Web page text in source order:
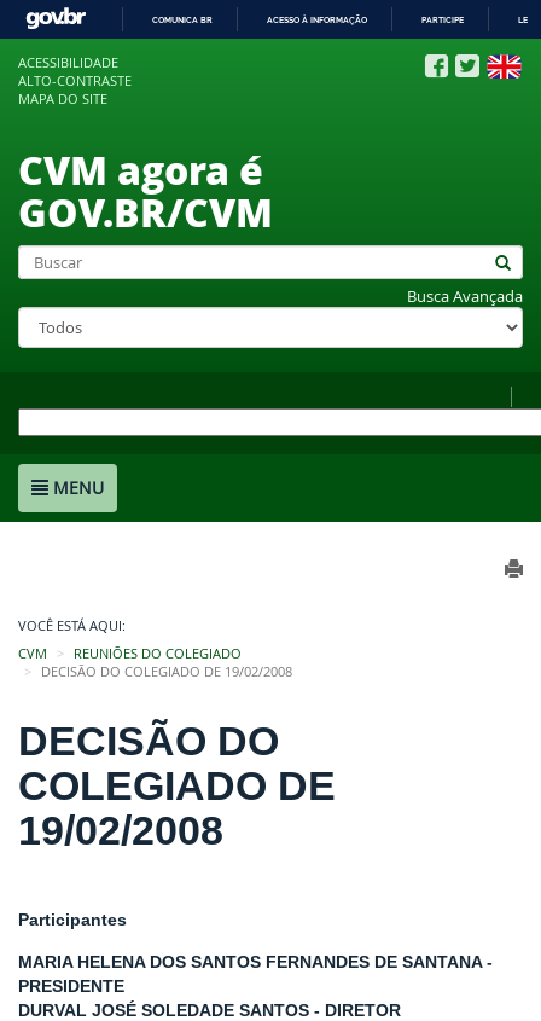
COMUNICA BR ACESSO À INFORMAÇÃO PARTICIPE
ACESSIBILIDADE
ALTO-CONTRASTE
MAPA DO SITE
CVM agora é
GOV.BR/CVM
Busca Avançada
MENU
VOCÊ ESTÁ AQUI:
CVM
REUNIÕES DO COLEGIADO
DECISÃO DO COLEGIADO DE 19/02/2008
DECISÃO DO
COLEGIADO DE
19/02/2008
Participantes
MARIA HELENA DOS SANTOS FERNANDES DE SANTANA -
PRESIDENTE
DURVAL JOSÉ SOLEDADE SANTOS - DIRETOR